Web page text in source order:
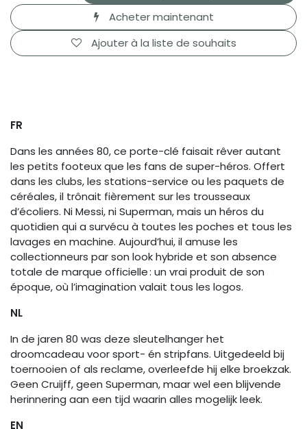
Acheter maintenant
Ajouter à la liste de souhaits
FR
Dans les années 80, ce porte-clé faisait rêver autant
les petits footeux que les fans de super-héros. Offert
dans les clubs, les stations-service ou les paquets de
céréales, il trônait fièrement sur les trousseaux
d’écoliers. Ni Messi, ni Superman, mais un héros du
quotidien qui a survécu à toutes les poches et tous les
lavages en machine. Aujourd’hui, il amuse les
collectionneurs par son look hybride et son absence
totale de marque officielle : un vrai produit de son
époque, où l’imagination valait tous les logos.
NL
In de jaren 80 was deze sleutelhanger het
droomcadeau voor sport- én stripfans. Uitgedeeld bij
toernooien of als reclame, overleefde hij elke broekzak.
Geen Cruijff, geen Superman, maar wel een blijvende
herinnering aan een tijd waarin alles mogelijk leek.
EN